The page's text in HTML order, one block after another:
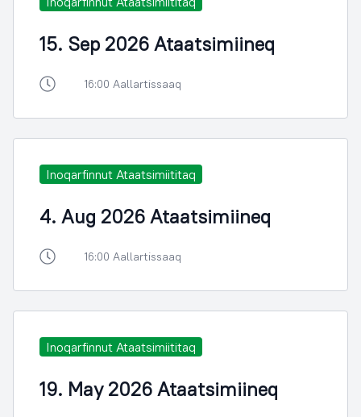
15. Sep 2026 Ataatsimiineq
16:00 Aallartissaaq
Inoqarfinnut Ataatsimiititaq
4. Aug 2026 Ataatsimiineq
16:00 Aallartissaaq
Inoqarfinnut Ataatsimiititaq
19. May 2026 Ataatsimiineq